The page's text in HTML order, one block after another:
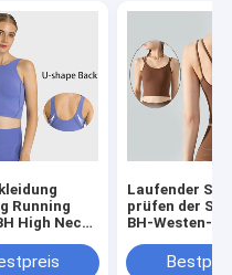
Running
High Neck
Laufender
prüfen der
BH-Westen-
Frauen